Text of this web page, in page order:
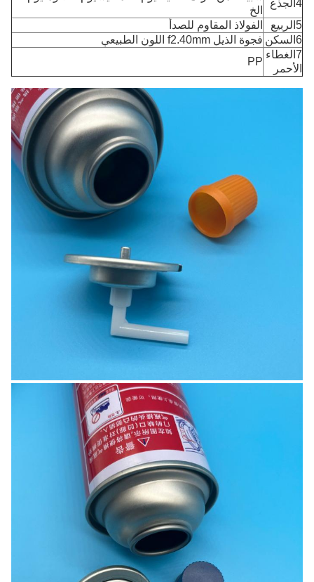
4الجذع
الخ
5الربيع
الفولاذ المقاوم للصدأ
6السكن
فجوة الذيل f2.40mm اللون الطبيعي
7الغطاء
الأحمر
PP